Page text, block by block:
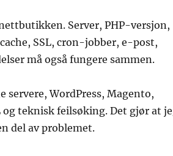
Server, PHP-versjon,
SSL, cron-jobber, e-post,
må også fungere sammen.
servere, WordPress, Magento,
og teknisk feilsøking. Det gjør at
del av problemet.